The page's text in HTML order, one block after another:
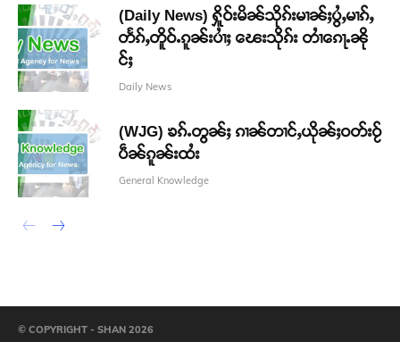
(Daily News) ႁိူဝ်းမိၼ်သိုၵ်းမၢၼ်ႈပွႆႇမၢၵ်ႇ
တႅၵ်ႇတိူဝ်ႉၵူၼ်းပၢႆႈ ၽေးသိုၵ်း တၢႆၵေႃႉၼို
င်ႈ
Daily News
(WJG) ၶၵ်ႉတွၼ်ႈ ၵၢၼ်တၢင်ႇယိုၼ်ႈဝတ်းဝႂ်
ပဵၼ်ၵူၼ်းထႆး
General Knowledge
© COPYRIGHT - SHAN 2026